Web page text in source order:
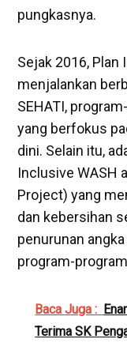
pungkasnya.
Sejak 2016,
menjalankan
SEHATI,
yang berfokus
dini. Selain itu,
Inclusive WASH
Project) yang
dan kebersihan
penurunan
program-
Baca Juga :
Terima SK